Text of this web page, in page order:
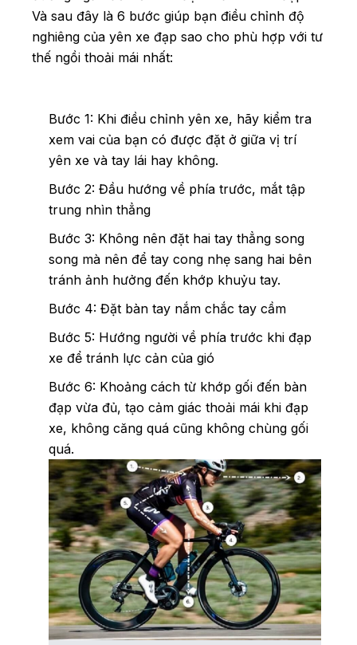
Và sau đây là 6 bước giúp bạn điều chỉnh độ
nghiêng của yên xe đạp sao cho phù hợp với tư
thế ngồi thoải mái nhất:
Bước 1: Khi điều chỉnh yên xe, hãy kiểm tra
xem vai của bạn có được đặt ở giữa vị trí
yên xe và tay lái hay không.
Bước 2: Đầu hướng về phía trước, mắt tập
trung nhìn thẳng
Bước 3: Không nên đặt hai tay thẳng song
song mà nên để tay cong nhẹ sang hai bên
tránh ảnh hưởng đến khớp khuỷu tay.
Bước 4: Đặt bàn tay nắm chắc tay cầm
Bước 5: Hướng người về phía trước khi đạp
xe để tránh lực cản của gió
Bước 6: Khoảng cách từ khớp gối đến bàn
đạp vừa đủ, tạo cảm giác thoải mái khi đạp
xe, không căng quá cũng không chùng gối
quá.